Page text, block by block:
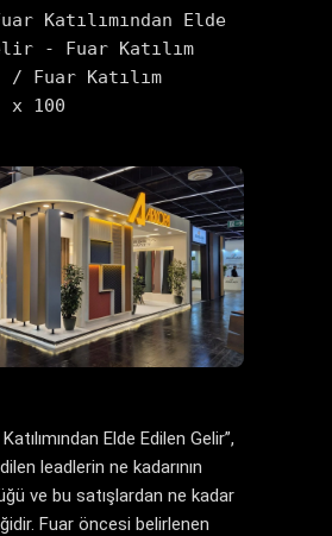
Katılımından Elde
- Fuar Katılım
Fuar Katılım
100
Elde Edilen Gelir”,
leadlerin ne kadarının
ve bu satışlardan ne kadar
Fuar öncesi belirlenen